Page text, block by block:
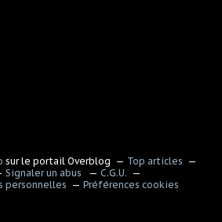
sur le portail Overblog
Top articles
Signaler un abus
C.G.U.
personnelles
Préférences cookies